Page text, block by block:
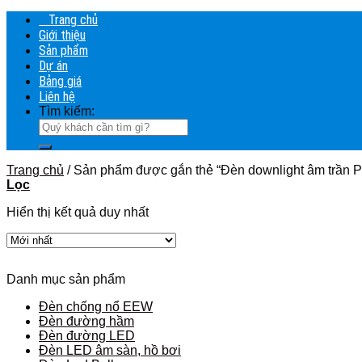
Trang chủ
Giới thiệu
Sản phẩm
Dự án
Bảng giá
Liên hệ
Tìm kiếm:
Trang chủ /Sản phẩm được gắn thẻ “Đèn downlight âm trần
Lọc
Hiển thị kết quả duy nhất
Danh mục sản phẩm
Đèn chống nổ EEW
Đèn đường hầm
Đèn đường LED
Đèn LED âm sàn, hồ bơi